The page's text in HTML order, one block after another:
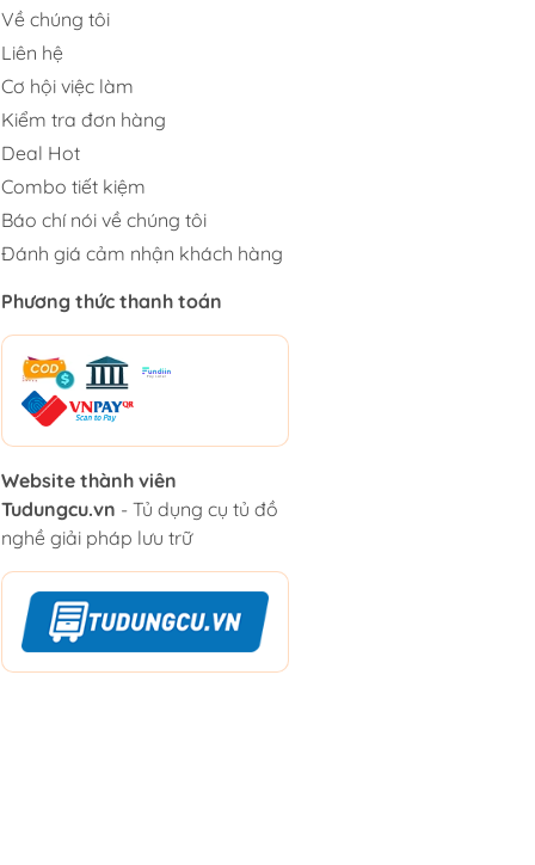
Về chúng tôi
Liên hệ
Cơ hội việc làm
Kiểm tra đơn hàng
Deal Hot
Combo tiết kiệm
Báo chí nói về chúng tôi
Đánh giá cảm nhận khách hàng
Phương thức thanh toán
Website thành viên
Tudungcu.vn - Tủ dụng cụ tủ đồ
nghề giải pháp lưu trữ